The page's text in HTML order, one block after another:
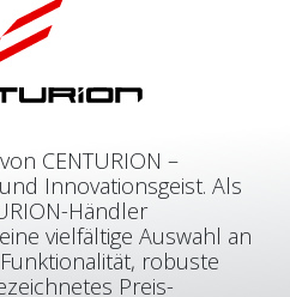
CENTURION –
Innovationsgeist. Als
Händler
vielfältige Auswahl an
robuste
Preis-